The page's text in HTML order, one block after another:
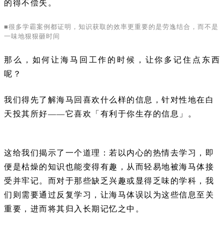
的得不偿失。
■很多学霸案例都证明，知识获取的效率更重要的是劳逸结合，而不是
一味地狠狠砸时间
那么
，如何让海马回工作的时候，让你多记住点东西
呢？
我们得先了解海马回喜欢什么样的信息，针对性地在白
天投其所好——它喜欢「有利于你生存的信息」。
这给我们揭示了一个道理：若以内心的热情去学习，即
便是枯燥的知识也能变得有趣，从而轻易地被海马体接
受并牢记。而对于那些缺乏兴趣或显得乏味的学科，我
们则需要通过反复学习，让海马体误以为这些信息至关
重要，进而将其归入长期记忆之中。